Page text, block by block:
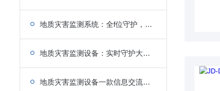
地质灾害监测系统：全f位守护，智能化管理
地质灾害监测设备：实时守护大地安宁
地质灾害监测设备一款信息交流，畅通无阻的GNSS位移监测站